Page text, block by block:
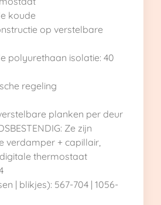
koude
op verstelbare
polyurethaan isolatie: 40
regeling
planken per deur
Ze zijn
verdamper + capillair,
thermostaat
| blikjes): 567-704 | 1056-